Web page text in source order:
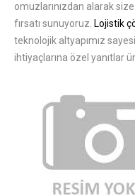
omuzlarınızdan alarak
fırsatı sunuyoruz. Lojistik
teknolojik altyapımız
ihtiyaçlarına özel yanıtlar